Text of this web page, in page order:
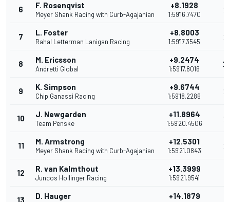
6 F. Rosenqvist
Meyer Shank Racing with Curb-Agajanian
+8.1928
1:59'16.7470
7 L. Foster
Rahal Letterman Lanigan Racing
+8.8003
1:59'17.3545
8 M. Ericsson
Andretti Global
+9.2474
1:59'17.8016
9 K. Simpson
Chip Ganassi Racing
+9.6744
1:59'18.2286
10 J. Newgarden
Team Penske
+11.8964
1:59'20.4506
11 M. Armstrong
Meyer Shank Racing with Curb-Agajanian
+12.5301
1:59'21.0843
12 R. van Kalmthout
Juncos Hollinger Racing
+13.3999
1:59'21.9541
13 D. Hauger +14.1879